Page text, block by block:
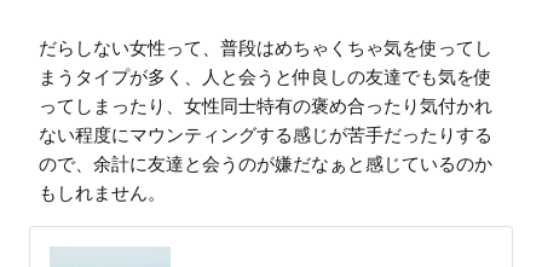
だらしない女性って、普段はめちゃくちゃ気を使ってし
まうタイプが多く、人と会うと仲良しの友達でも気を使
ってしまったり、女性同士特有の褒め合ったり気付かれ
ない程度にマウンティングする感じが苦手だったりする
ので、余計に友達と会うのが嫌だなぁと感じているのか
もしれません。